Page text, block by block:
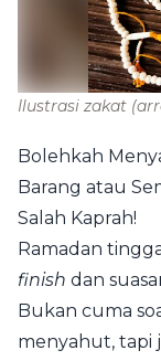
Ilustrasi zakat
Bolehkah
Barang atau
Salah Kaprah!
Ramadan
finish dan
Bukan cuma
menyahut, tapi